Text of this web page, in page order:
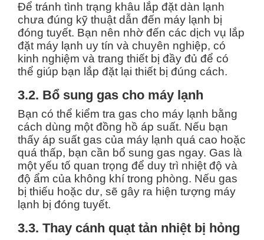
Để tránh tình trạng khâu lắp đặt dàn lạnh
chưa đúng kỹ thuật dẫn đến máy lạnh bị
đóng tuyết. Bạn nên nhờ đến các dịch vụ lắp
đặt máy lạnh uy tín và chuyên nghiệp, có
kinh nghiệm và trang thiết bị đầy đủ để có
thể giúp bạn lắp đặt lại thiết bị đúng cách.
3.2. Bổ sung gas cho máy lạnh
Bạn có thể kiểm tra gas cho máy lạnh bằng
cách dùng một đồng hồ áp suất. Nếu bạn
thấy áp suất gas của máy lạnh quá cao hoặc
quá thấp, bạn cần bổ sung gas ngay. Gas là
một yếu tố quan trọng để duy trì nhiệt độ và
độ ẩm của không khí trong phòng. Nếu gas
bị thiếu hoặc dư, sẽ gây ra hiện tượng máy
lạnh bị đóng tuyết.
3.3. Thay cánh quạt tản nhiệt bị hỏng